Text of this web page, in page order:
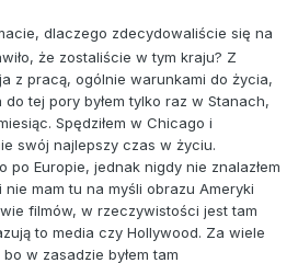
dlaczego zdecydowaliście się na
że zostaliście w tym kraju? Z
z pracą, ogólnie warunkami do życia,
tej pory byłem tylko raz w Stanach,
Spędziłem w Chicago i
swój najlepszy czas w życiu.
po Europie, jednak nigdy nie znalazłem
mam tu na myśli obrazu Ameryki
filmów, w rzeczywistości jest tam
to media czy Hollywood. Za wiele
w zasadzie byłem tam